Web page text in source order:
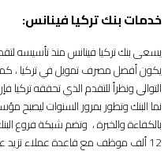
خدمات بنك تركيا فينانس:
يسعى بنك تركيا فينانس منذ تأسيسه
التوالي ونظراً للتقدم الذي تحققه تركيا
نما البنك وتطور بمرور السنوات ليصبح
12 ألف موظف مع قاعدة عملاء تزيد عن 5,3 مليون عميل.